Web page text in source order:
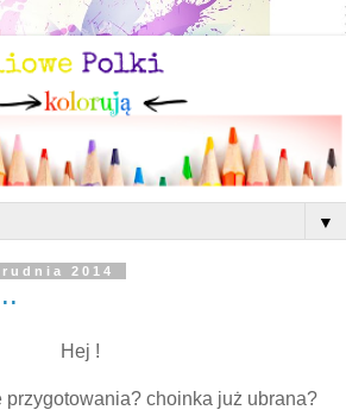
▼
2014
Hej !
przygotowania? choinka już ubrana?